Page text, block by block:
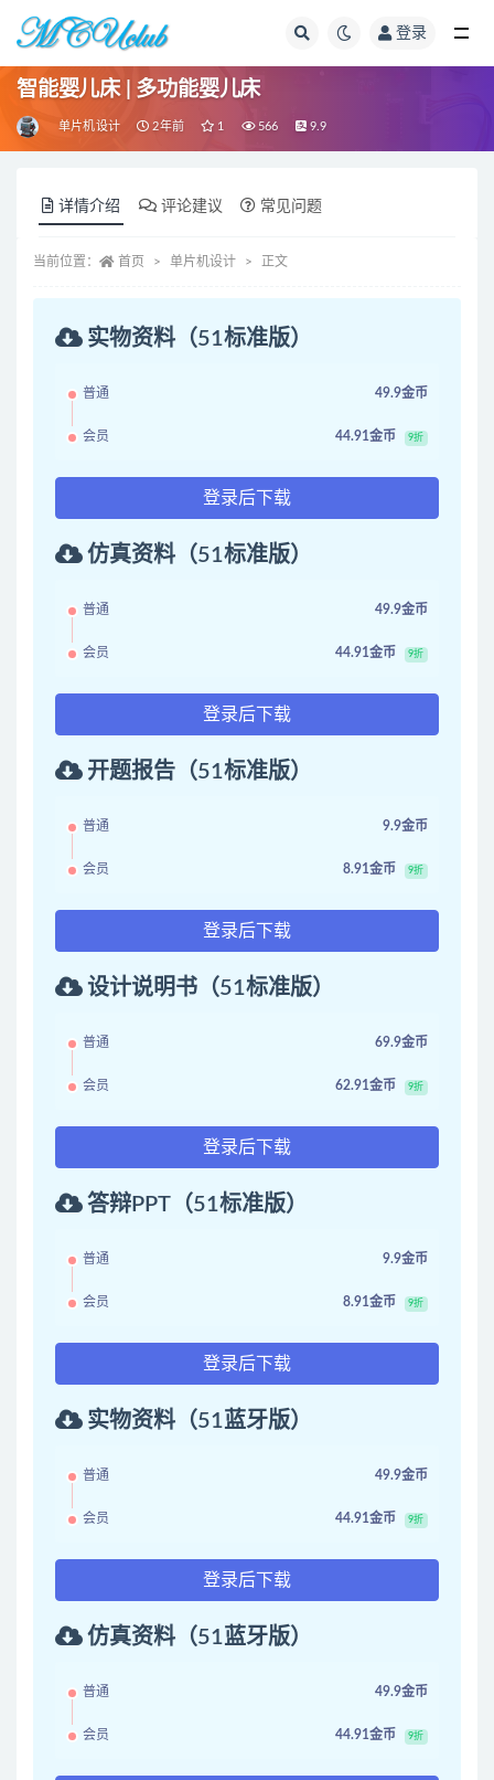
登录
智能婴儿床 | 多功能婴儿床
单片机设计 2年前 1 566 9.9
详情介绍 评论建议 常见问题
当前位置： 首页 单片机设计 正文
实物资料（51标准版）
普通 49.9金币
会员 44.91金币 9折
登录后下载
仿真资料（51标准版）
普通 49.9金币
会员 44.91金币 9折
登录后下载
开题报告（51标准版）
普通 9.9金币
会员 8.91金币 9折
登录后下载
设计说明书（51标准版）
普通 69.9金币
会员 62.91金币 9折
登录后下载
答辩PPT（51标准版）
普通 9.9金币
会员 8.91金币 9折
登录后下载
实物资料（51蓝牙版）
普通 49.9金币
会员 44.91金币 9折
登录后下载
仿真资料（51蓝牙版）
普通 49.9金币
会员 44.91金币 9折